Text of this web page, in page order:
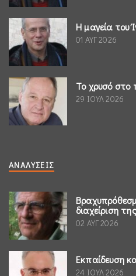
Η μαγεία του
01 ΑΥΓ 2026
Το χρυσό
29 ΙΟΥΛ 2026
ΑΝΑΛΎΣΕΙΣ
διαχείριση
02 ΑΥΓ 2026
Εκπαίδευση
24 ΙΟΥΛ 2026